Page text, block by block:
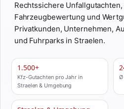
Rechtssichere
Fahrzeugbewertung und
Privatkunden, Unternehmen,
und Fuhrparks in Straelen.
1.500+
Kfz-Gutachten pro Jahr in
Straelen & Umgebung
Ø